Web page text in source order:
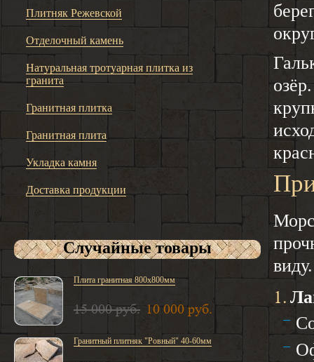
Плитняк Режевской
Отделочный камень
Натуральная тротуарная плитка из
гранита
Гранитная плитка
Гранитная плита
Укладка камня
Доставка продукции
Случайные товары
Плита гранитная 800х800мм
15 000 руб. 10 000 руб.
Гранитный плитняк "Ровный" 40-60мм
виду.
1.